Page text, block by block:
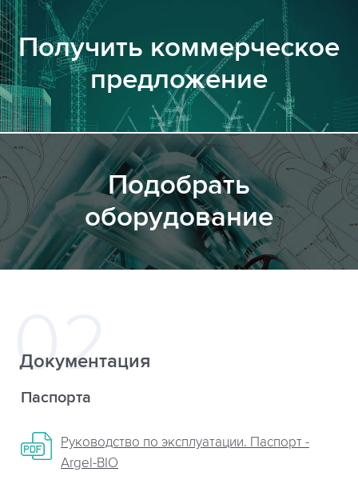
Получить коммерческое
предложение
Подобрать
оборудование
Документация
Паспорта
Руководство по эксплуатации. Паспорт -
Argel-BIO